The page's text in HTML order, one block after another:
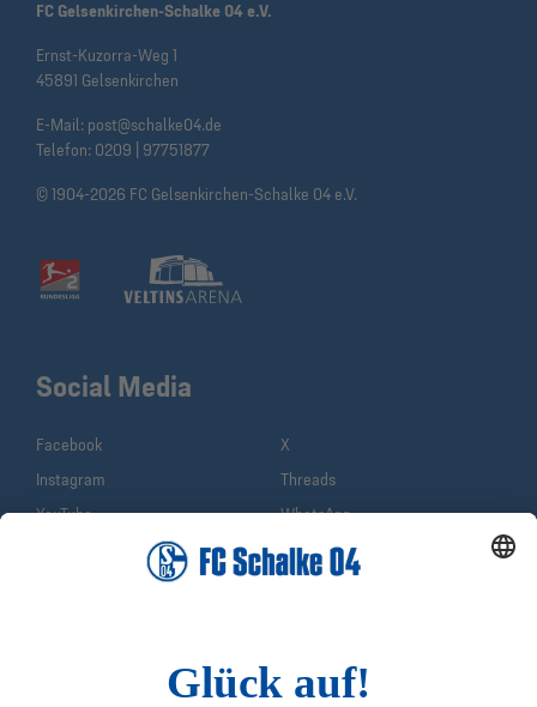
FC Gelsenkirchen-Schalke 04 e.V.
Ernst-Kuzorra-Weg 1
45891 Gelsenkirchen
E-Mail: post@schalke04.de
Telefon: 0209 | 97751877
© 1904-2026 FC Gelsenkirchen-Schalke 04 e.V.
Social Media
Facebook
X
Instagram
Threads
YouTube
WhatsApp
Sina Weibo